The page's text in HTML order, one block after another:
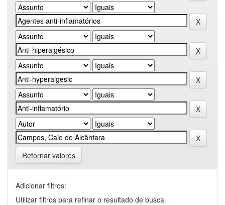
Retornar valores
Adicionar filtros:
Utilizar filtros para refinar o resultado de busca.